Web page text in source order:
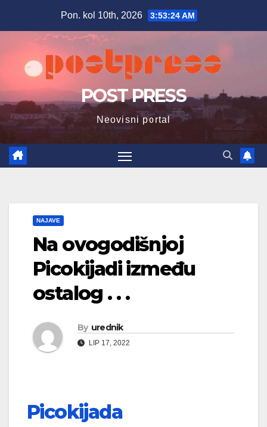
Pon. kol 10th, 2026 3:53:25 AM
POST PRESS
Neovisni portal
NAJAVE
Na ovogodišnjoj
Picokijadi između
ostalog . . .
By urednik
LIP 17, 2022
Picokijada